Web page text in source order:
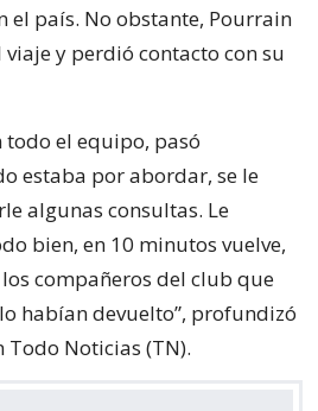
el país. No obstante, Pourrain
y perdió contacto con su
todo el equipo, pasó
estaba por abordar, se le
algunas consultas. Le
bien, en 10 minutos vuelve,
compañeros del club que
habían devuelto”, profundizó
Todo Noticias (TN).